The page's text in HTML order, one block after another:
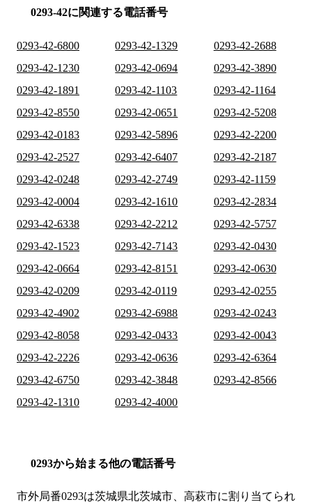
0293-42に関連する電話番号
0293-42-6800 0293-42-1329
0293-42-2688
0293-42-1230
0293-42-0694
0293-42-3890
0293-42-1891
0293-42-1103
0293-42-1164
0293-42-8550
0293-42-0651
0293-42-5208
0293-42-0183
0293-42-5896
0293-42-2200
0293-42-2527
0293-42-6407
0293-42-2187
0293-42-0248
0293-42-2749
0293-42-1159
0293-42-0004
0293-42-1610
0293-42-2834
0293-42-6338
0293-42-2212
0293-42-5757
0293-42-1523
0293-42-7143
0293-42-0430
0293-42-0664
0293-42-8151
0293-42-0630
0293-42-0209
0293-42-0119
0293-42-0255
0293-42-4902
0293-42-6988
0293-42-0243
0293-42-8058
0293-42-0433
0293-42-0043
0293-42-2226
0293-42-0636
0293-42-6364
0293-42-6750
0293-42-3848
0293-42-8566
0293-42-1310
0293-42-4000
0293から始まる他の電話番号
市外局番0293は茨城県北茨城市、高萩市に割り当てられ